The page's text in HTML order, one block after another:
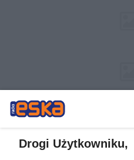
Drogi Użytkowniku,